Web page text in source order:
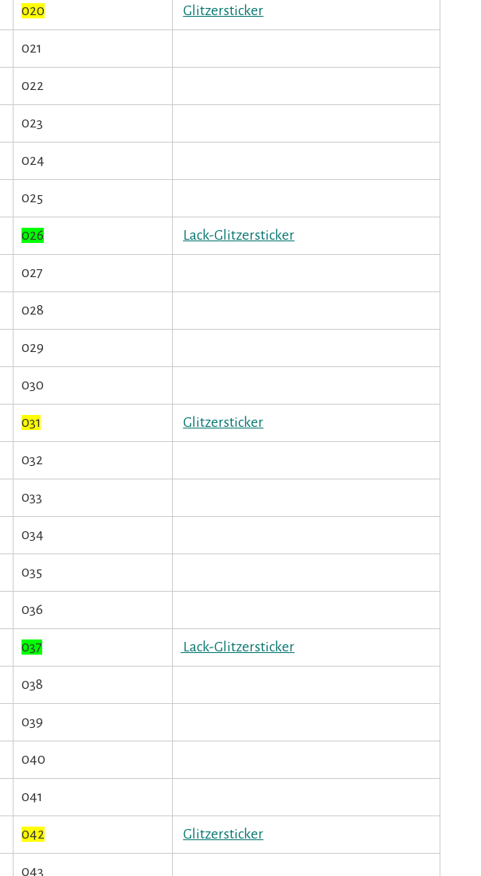
020 Glitzersticker
021
022
023
024
025
026 Lack-Glitzersticker
027
028
029
030
031 Glitzersticker
032
033
034
035
036
037 Lack-Glitzersticker
038
039
040
041
042 Glitzersticker
043